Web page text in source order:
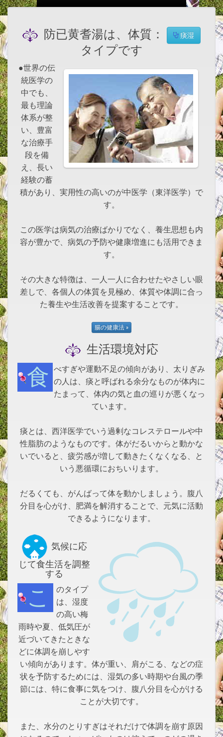
防已黄耆湯は、体質： 痰湿
タイプです
●世界の伝
統医学の
中でも、
最も理論
体系が整
い、豊富
な治療手
段を備
え、長い
経験の蓄
積があり、実用性の高いのが中医学（東洋医学）で
す。
この医学は病気の治療ばかりでなく、養生思想も内
容が豊かで、病気の予防や健康増進にも活用できま
す。
その大きな特徴は、一人一人に合わせたやさしい眼
差しで、各個人の体質を見極め、体質や体調に合っ
た養生や生活改善を提案することです。
生活環境対応
食べすぎや運動不足の傾向があり、太りぎみ の人は、痰と呼ばれる余分なものが体内に
たまって、体内の気と血の巡りが悪くなっ
ています。
痰とは、西洋医学でいう過剰なコレステロールや中
性脂肪のようなものです。体がだるいからと動かな
いでいると、疲労感が増して動きたくなくなる、と
いう悪循環におちいります。
だるくても、がんばって体を動かしましょう。腹八
分目を心がけ、肥満を解消することで、元気に活動
できるようになります。
気候に応
じて食生活を調整
する
このタイプ
は、湿度
の高い梅
雨時や夏、低気圧が
近づいてきたときな
どに体調を崩しやす
い傾向があります。体が重い、肩がこる、などの症
状を予防するためには、湿気の多い時期や台風の季
節には、特に食事に気をつけ、腹八分目を心がける
ことが大切です。
また、水分のとりすぎはそれだけで体調を崩す原因